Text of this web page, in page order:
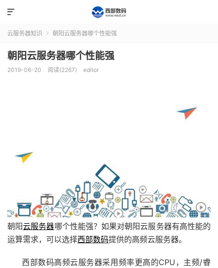

云服务器知识  朝阳云服务器哪个性能强
朝阳云服务器哪个性能强
2019-06-20 阅读(2267) editor
朝阳云服务器哪个性能强？如果对朝阳云服务器有高性能的
运算需求，可以选择西部数码提供的高频云服务器。
西部数码高频云服务器采用频率更高的CPU，主频/睿